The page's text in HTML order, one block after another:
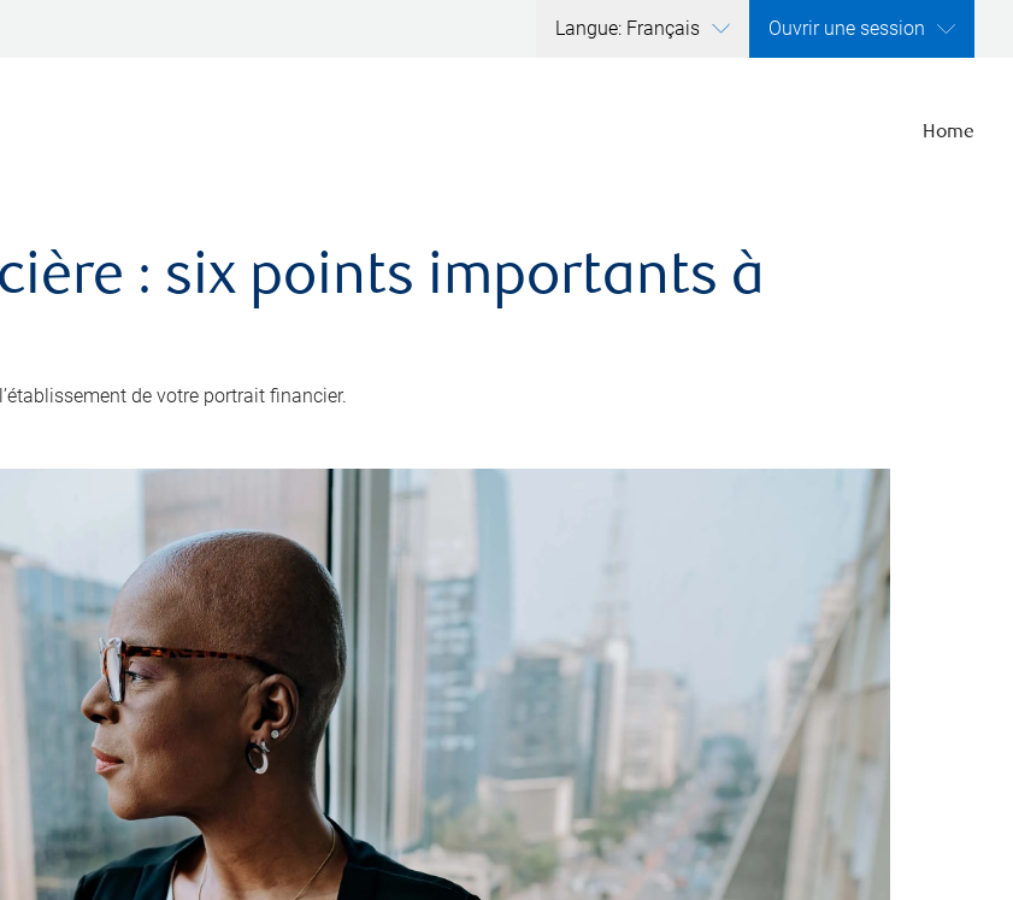
Langue: Français Ouvrir une session
Home
: six points importants à
de votre portrait financier.